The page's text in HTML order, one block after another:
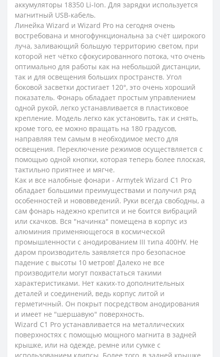
аккумуляторы 18350 Li-Ion. Для зарядки используется
магнитный USB-кабель.
Линейка Wizard и Wizard Pro на сегодня очень
востребована и многофункциональна за счёт широкого
луча, заливающий большую территорию светом, при
которой нет чётко сфокусированного потока, что очень
оптимально для работы как на небольшой дистанции,
так и для освещения больших пространств. Угол
боковой засветки достигает 120°, это очень хороший
показатель. Фонарь обладает простым управлением
одной рукой, легко устанавливается в пластиковое
крепление. Модель легко как установить, так и снять,
кроме того, ее можно вращать на 180 градусов,
направляя тем самым в необходимое место для
освещения. Переключение режимов осуществляется с
помощью одной кнопки, которая теперь более плоская,
тактильно приятнее и мягче.
Как и все налобные фонари - Armytek Wizard C1 Pro
обладает большими преимуществами и получил ряд
особенностей и нововведений. Руки всегда свободны, а
сам фонарь надежно крепится и не боится вибраций
или скачков. Вся "начинка" помещена в корпус из
алюминия применяющегося в космической
промышленности с анодированием III типа 400HV. Не
даром производитель заявляется про безопасное
падение с высоты 10 метров! Далеко не все
производители могут похвастаться такими
характеристиками. Нет каких-то дополнительных
деталей и соединений, ведь корпус литой и
герметичный. Он покрыт посредством анодирования
и имеет не "шершавую" поверхность.
Wizard C1 Pro устанавливается на металлических
поверхностях с помощью мощного магнита в задней
крышке, или на одежде, ремне или сумке с